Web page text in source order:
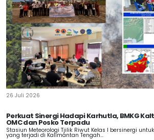
26 Juli 2026
Perkuat Sinergi Hadapi Karhutla, BMKG
OMC dan Posko Terpadu
Stasiun Meteorologi Tjilik Riwut Kelas I bersinergi
yang terjadi di Kalimantan Tengah...